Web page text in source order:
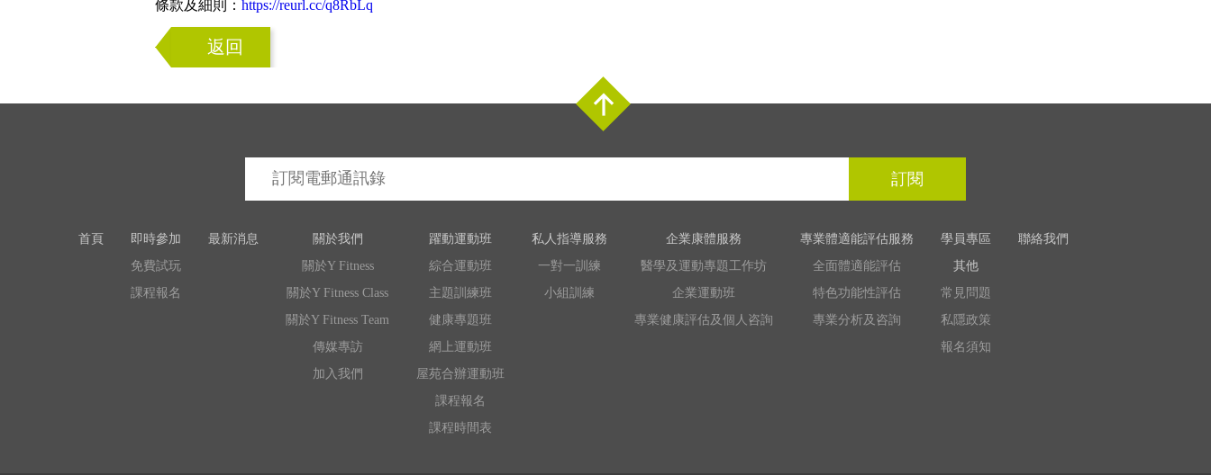
條款及細則： https://reurl.cc/q8RbLq
返回
訂閱
首頁
即時參加
免費試玩
課程報名
最新消息
關於我們
關於Y Fitness
關於Y Fitness Class
關於Y Fitness Team
傳媒專訪
加入我們
躍動運動班
綜合運動班
主題訓練班
健康專題班
網上運動班
屋苑合辦運動班
課程報名
課程時間表
私人指導服務
一對一訓練
小組訓練
企業康體服務
醫學及運動專題工作坊
企業運動班
專業健康評估及個人咨詢
專業體適能評估服務
全面體適能評估
特色功能性評估
專業分析及咨詢
學員專區
聯絡我們
其他
常見問題
私隱政策
報名須知